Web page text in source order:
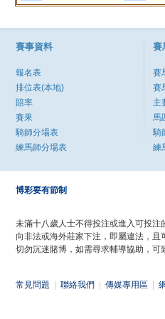
賽事資料
報名表
排位表(本地)
賠率
賽果
騎師分場表
練馬師分場表
賽
賽
賽
主
馬
騎
練
博彩要有節制
未滿十八歲人士不得投注或進入可投注
向非法或海外莊家下注，即屬違法，且
切勿沉迷賭博，如需尋求輔導協助，可
常見問題 聯絡我們 傳媒專用區